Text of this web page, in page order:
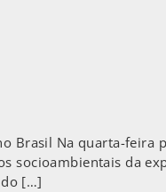
Na quarta-feira
socioambientais da
do […]